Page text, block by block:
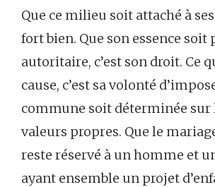
Que ce milieu soit attaché à
fort bien. Que son essence soit
autoritaire, c’est son droit. Ce
cause, c’est sa volonté
commune soit déterminée sur
valeurs propres. Que le
reste réservé à un homme et
ayant ensemble un projet